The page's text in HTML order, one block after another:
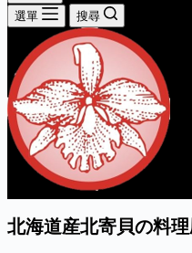
選單
搜尋
北海道産北寄貝の料